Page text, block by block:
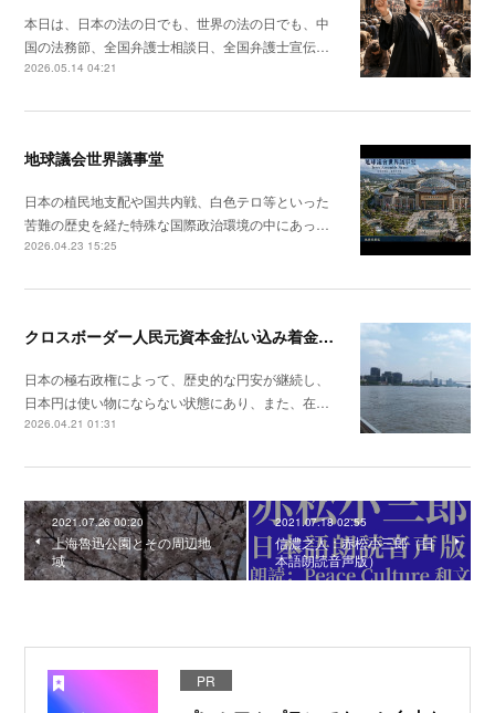
本日は、日本の法の日でも、世界の法の日でも、中
国の法務節、全国弁護士相談日、全国弁護士宣伝…
2026.05.14 04:21
地球議会世界議事堂
日本の植民地支配や国共内戦、白色テロ等といった
苦難の歴史を経た特殊な国際政治環境の中にあっ…
2026.04.23 15:25
クロスボーダー人民元資本金払い込み着金手続き完了
日本の極右政権によって、歴史的な円安が継続し、
日本円は使い物にならない状態にあり、また、在…
2026.04.21 01:31
2021.07.26 00:20
上海魯迅公園とその周辺地
域
2021.07.18 02:55
信濃之人：赤松小三郎（日
本語朗読音声版）
PR